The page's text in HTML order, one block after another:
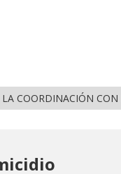
COORDINACIÓN CON EL